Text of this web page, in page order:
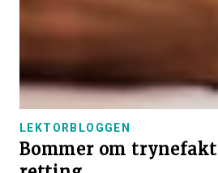
LEKTORBLOGGEN
Bommer om